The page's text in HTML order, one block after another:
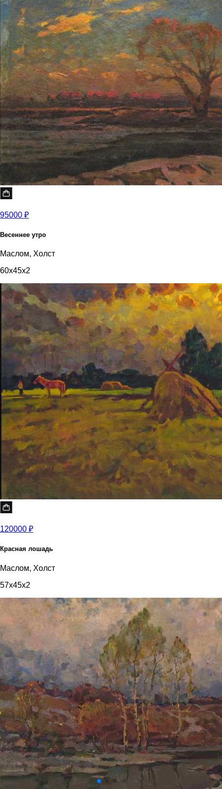
95000 ₽
Весеннее утро
Маслом, Холст
60x45x2
120000 ₽
Красная лошадь
Маслом, Холст
57x45x2